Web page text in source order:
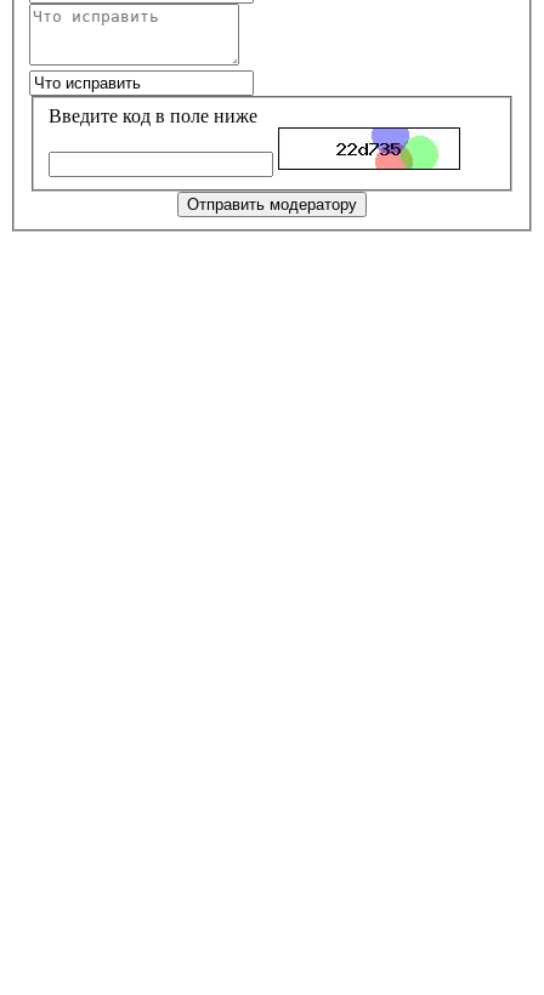
Введите код в поле ниже
Отправить модератору